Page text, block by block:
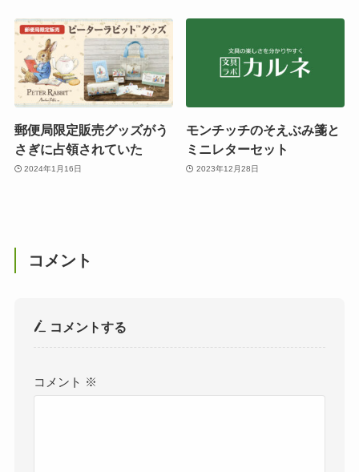
郵便局限定販売グッズがう
さぎに占領されていた
2024年1月16日
モンチッチのそえぶみ箋と
ミニレターセット
2023年12月28日
コメント
コメントする
コメント ※